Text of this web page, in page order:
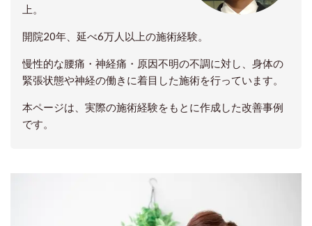
上。
開院20年、延べ6万人以上の施術経験。
慢性的な腰痛・神経痛・原因不明の不調に対し、身体の
緊張状態や神経の働きに着目した施術を行っています。
本ページは、実際の施術経験をもとに作成した改善事例
です。